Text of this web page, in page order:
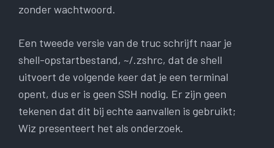
zonder wachtwoord.
Een tweede versie van de truc schrijft naar je
shell-opstartbestand, ~/.zshrc, dat de shell
uitvoert de volgende keer dat je een terminal
opent, dus er is geen SSH nodig. Er zijn geen
tekenen dat dit bij echte aanvallen is gebruikt;
Wiz presenteert het als onderzoek.